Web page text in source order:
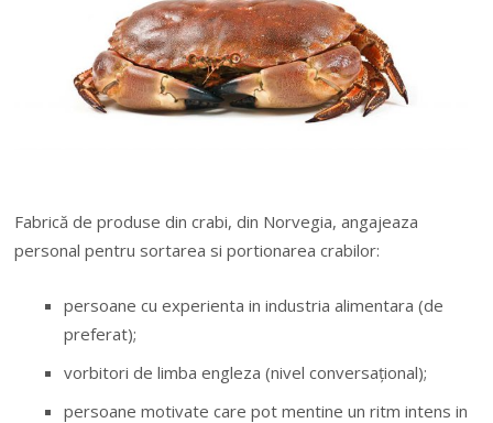
Fabrică de produse din crabi, din Norvegia, angajeaza
personal pentru sortarea si portionarea crabilor:
persoane cu experienta in industria alimentara (de
preferat);
vorbitori de limba engleza (nivel conversațional);
persoane motivate care pot mentine un ritm intens in